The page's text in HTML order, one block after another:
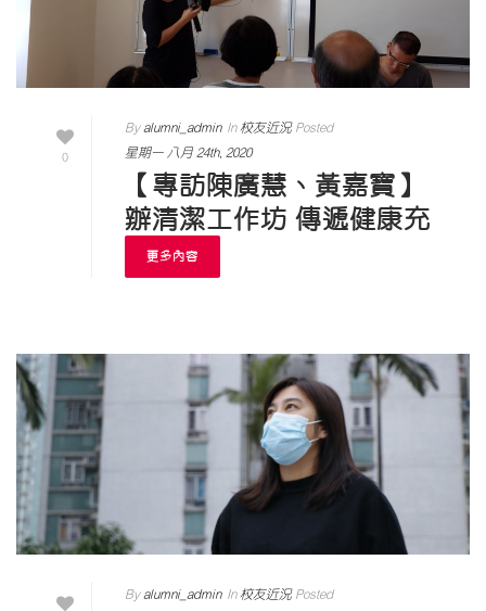
0
Byalumni_admin In校友近況Posted
星期一 八月 24th, 2020
【專訪陳廣慧、黃嘉寶】
辦清潔工作坊 傳遞健康充
權知識
更多內容
Byalumni_admin In校友近況Posted